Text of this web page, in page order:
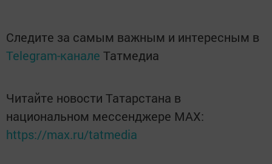
Следите за самым важным и интересным в
Telegram-канале Татмедиа
Читайте новости Татарстана в
национальном мессенджере MАХ:
https://max.ru/tatmedia